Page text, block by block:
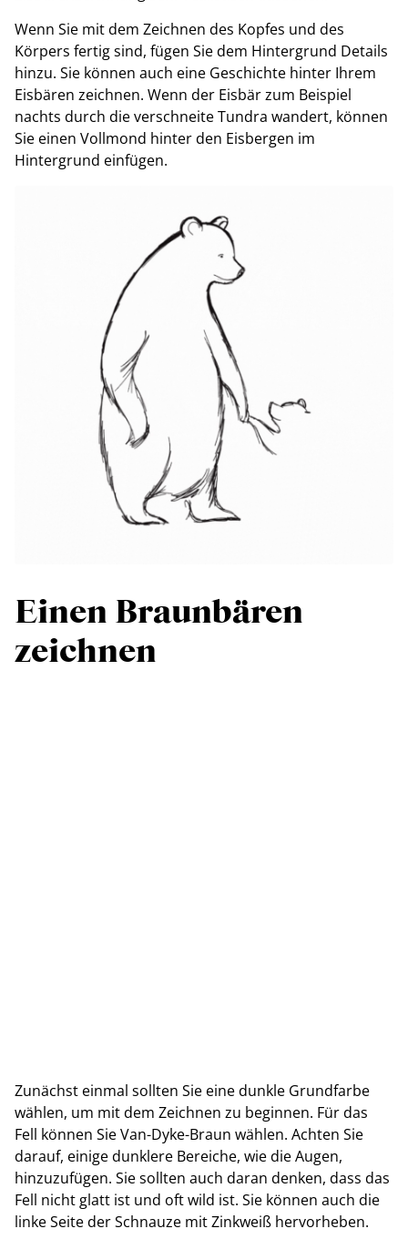
Wenn Sie mit dem Zeichnen des Kopfes und des
Körpers fertig sind, fügen Sie dem Hintergrund Details
hinzu. Sie können auch eine Geschichte hinter Ihrem
Eisbären zeichnen. Wenn der Eisbär zum Beispiel
nachts durch die verschneite Tundra wandert, können
Sie einen Vollmond hinter den Eisbergen im
Hintergrund einfügen.
Einen Braunbären
zeichnen
Zunächst einmal sollten Sie eine dunkle Grundfarbe
wählen, um mit dem Zeichnen zu beginnen. Für das
Fell können Sie Van-Dyke-Braun wählen. Achten Sie
darauf, einige dunklere Bereiche, wie die Augen,
hinzuzufügen. Sie sollten auch daran denken, dass das
Fell nicht glatt ist und oft wild ist. Sie können auch die
linke Seite der Schnauze mit Zinkweiß hervorheben.